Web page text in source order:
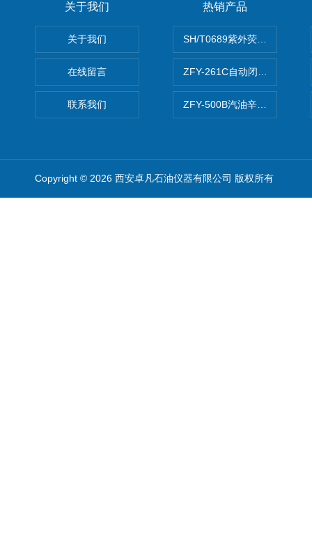
关于我们
关于我们
在线留言
联系我们
热销产品
SH/T0689紫外荧光测硫仪
ZFY-261C自动闭口闪点测定
ZFY-500B汽油辛烷值测定仪
Copyright © 2026 西安卓凡石油仪器有限公司 版权所有